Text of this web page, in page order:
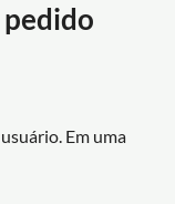
Em uma